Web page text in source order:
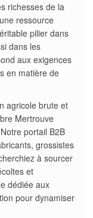
richesses de la
ressource
pilier dans
dans les
aux exigences
en matière de
agricole brute et
Mertrouve
portail B2B
grossistes
à sourcer
et
dédiée aux
pour dynamiser